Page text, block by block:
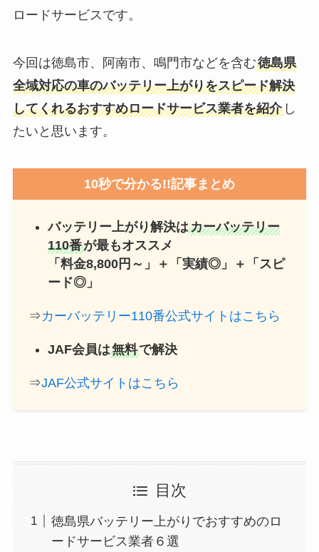
ロードサービスです。
今回は徳島市、阿南市、鳴門市などを含む徳島県
全域対応の車のバッテリー上がりをスピード解決
してくれるおすすめロードサービス業者を紹介し
たいと思います。
10秒で分かる!!記事まとめ
バッテリー上がり解決はカーバッテリー
110番が最もオススメ
「料金8,800円～」＋「実績◎」＋「スピ
ード◎」
⇒カーバッテリー110番公式サイトはこちら
JAF会員は無料で解決
⇒JAF公式サイトはこちら
目次
徳島県バッテリー上がりでおすすめのロ
ードサービス業者６選